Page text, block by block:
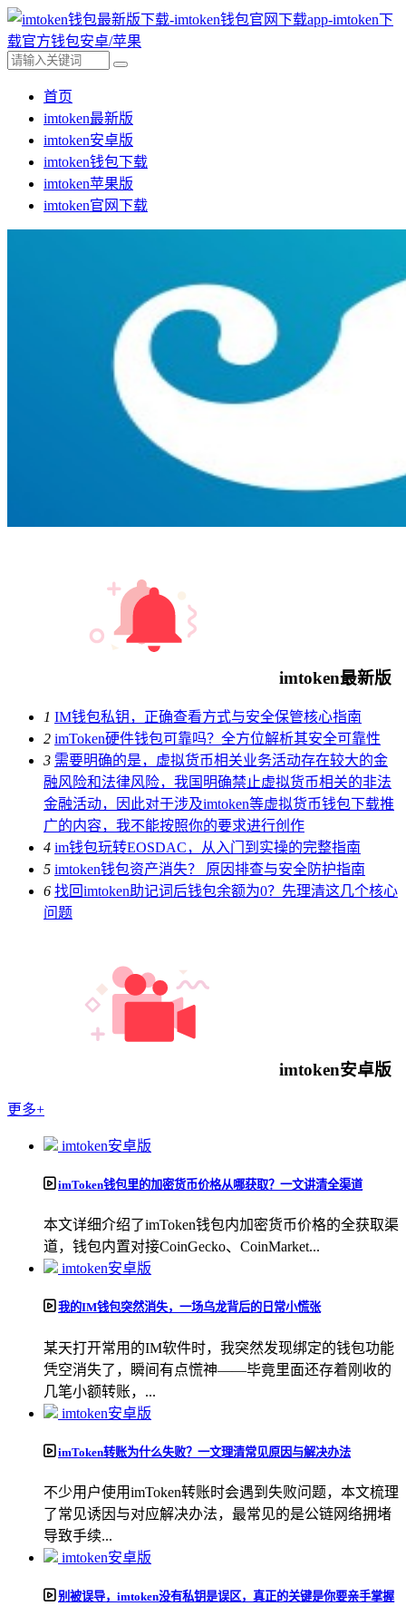
首页
imtoken最新版
imtoken安卓版
imtoken钱包下载
imtoken苹果版
imtoken官网下载
imtoken最新版
1 IM钱包私钥，正确查看方式与安全保管核心指南
2 imToken硬件钱包可靠吗？全方位解析其安全可靠性
3 需要明确的是，虚拟货币相关业务活动存在较大的金
融风险和法律风险，我国明确禁止虚拟货币相关的非法
金融活动，因此对于涉及imtoken等虚拟货币钱包下载推
广的内容，我不能按照你的要求进行创作
4 im钱包玩转EOSDAC，从入门到实操的完整指南
5 imtoken钱包资产消失？ 原因排查与安全防护指南
6 找回imtoken助记词后钱包余额为0？先理清这几个核心
问题
imtoken安卓版
更多+
imtoken安卓版
imToken钱包里的加密货币价格从哪获取？一文讲清全渠道
本文详细介绍了imToken钱包内加密货币价格的全获取渠
道，钱包内置对接CoinGecko、CoinMarket...
imtoken安卓版
我的IM钱包突然消失，一场乌龙背后的日常小慌张
某天打开常用的IM软件时，我突然发现绑定的钱包功能
凭空消失了，瞬间有点慌神——毕竟里面还存着刚收的
几笔小额转账，...
imtoken安卓版
imToken转账为什么失败？一文理清常见原因与解决办法
不少用户使用imToken转账时会遇到失败问题，本文梳理
了常见诱因与对应解决办法，最常见的是公链网络拥堵
导致手续...
imtoken安卓版
别被误导，imtoken没有私钥是误区，真正的关键是你要亲手掌握